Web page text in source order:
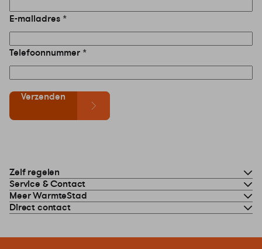
E-mailadres
Telefoonnummer
Verzenden
Zelf regelen
Service & Contact
Meer WarmteStad
Direct contact